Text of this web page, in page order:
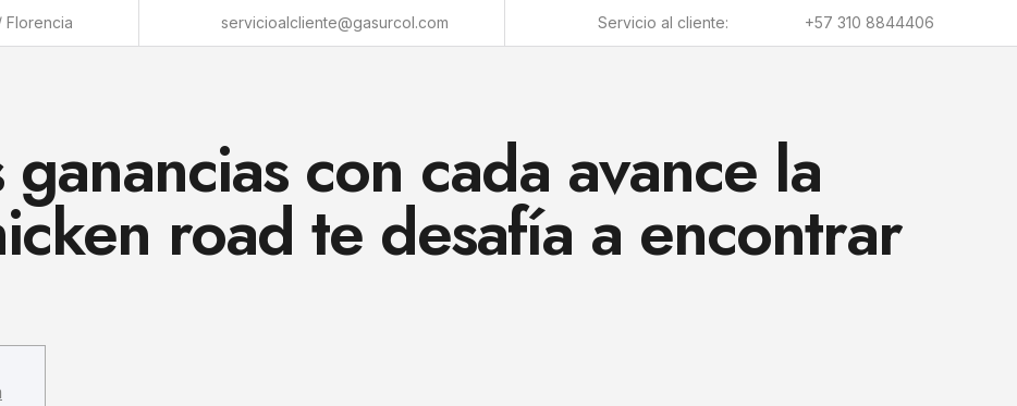
Florencia servicioalcliente@gasurcol.com Servicio al cliente: +57 310 8844406
con cada avance la
road te desafía a encontrar